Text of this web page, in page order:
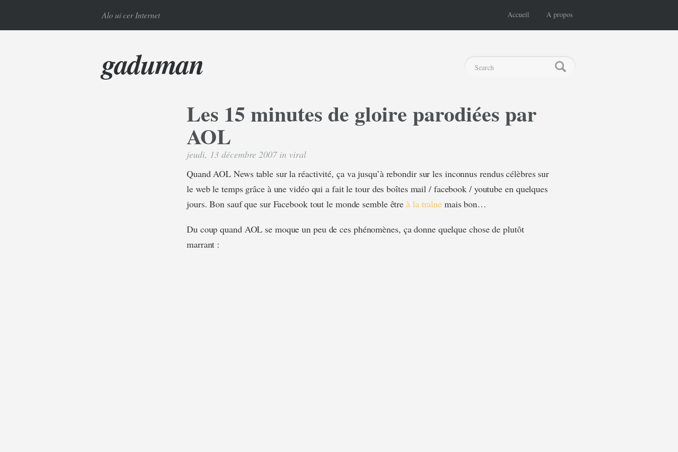
Alo ui cer Internet Accueil A propos
gaduman
Les 15 minutes de gloire parodiées par
AOL
jeudi, 13 décembre 2007 in viral
Quand AOL News table sur la réactivité, ça va jusqu’à rebondir sur les inconnus rendus célèbres sur
le web le temps grâce à une vidéo qui a fait le tour des boîtes mail / facebook / youtube en quelques
jours. Bon sauf que sur Facebook tout le monde semble êtreà la traîne mais bon…
Du coup quand AOL se moque un peu de ces phénomènes, ça donne quelque chose de plutôt
marrant :